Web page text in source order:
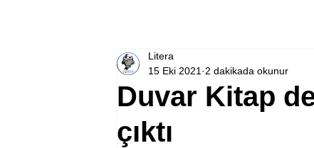
Duvar Kitap
çıktı
Litera
15 Eki 2021 2 dakikada okunur